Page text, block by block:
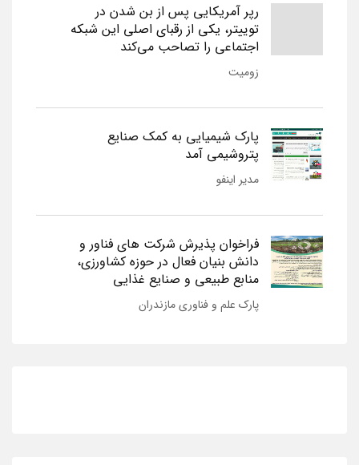
رپر آمریکایی پس از بن شدن در
توییتر، یکی از رقبای اصلی این شبکه
اجتماعی را تصاحب می‌کند
زومیت
پارک شیمیایی به کمک صنایع
پتروشیمی آمد
مدیر اینفو
فراخوان پذیرش شرکت های فناور و
دانش بنیان فعال در حوزه کشاورزی،
منابع طبیعی و صنایع غذایی
پارک علم و فناوری مازندران